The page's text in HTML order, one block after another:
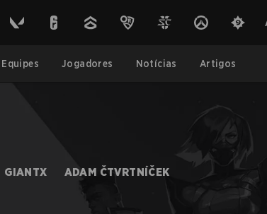
Equipes Jogadores Notícias Artigos
GIANTX ADAM ČTVRTNÍČEK